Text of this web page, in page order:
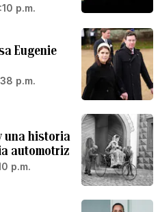
p.m.
Eugenie
p.m.
una historia
automotriz
p.m.